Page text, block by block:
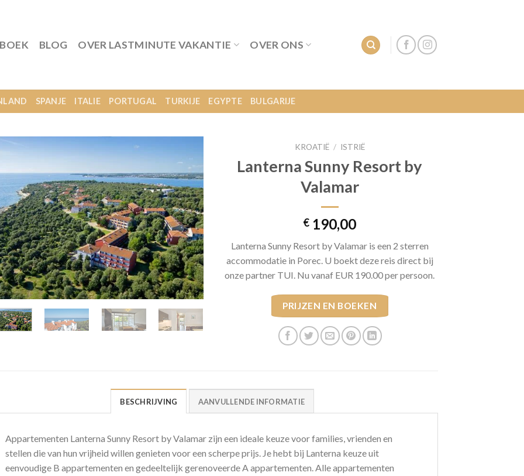
BLOG OVER LASTMINUTE VAKANTIE OVER ONS
SPANJE ITALIE PORTUGAL TURKIJE EGYPTE BULGARIJE
KROATIË / ISTRIË
Lanterna Sunny Resort by
Valamar
€ 190,00
Lanterna Sunny Resort by Valamar is een 2 sterren
accommodatie in Porec. U boekt deze reis direct bij
onze partner TUI. Nu vanaf EUR 190.00 per persoon.
PRIJZEN EN BOEKEN
BESCHRIJVING AANVULLENDE INFORMATIE
Appartementen Lanterna Sunny Resort by Valamar zijn een ideale keuze voor families, vrienden en
stellen die van hun vrijheid willen genieten voor een scherpe prijs. Je hebt bij Lanterna keuze uit
eenvoudige B appartementen en gedeeltelijk gerenoveerde A appartementen. Alle appartementen